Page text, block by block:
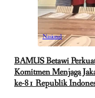
Nasional
BAMUS Betawi
Komitmen Menjaga
ke-81 Republik